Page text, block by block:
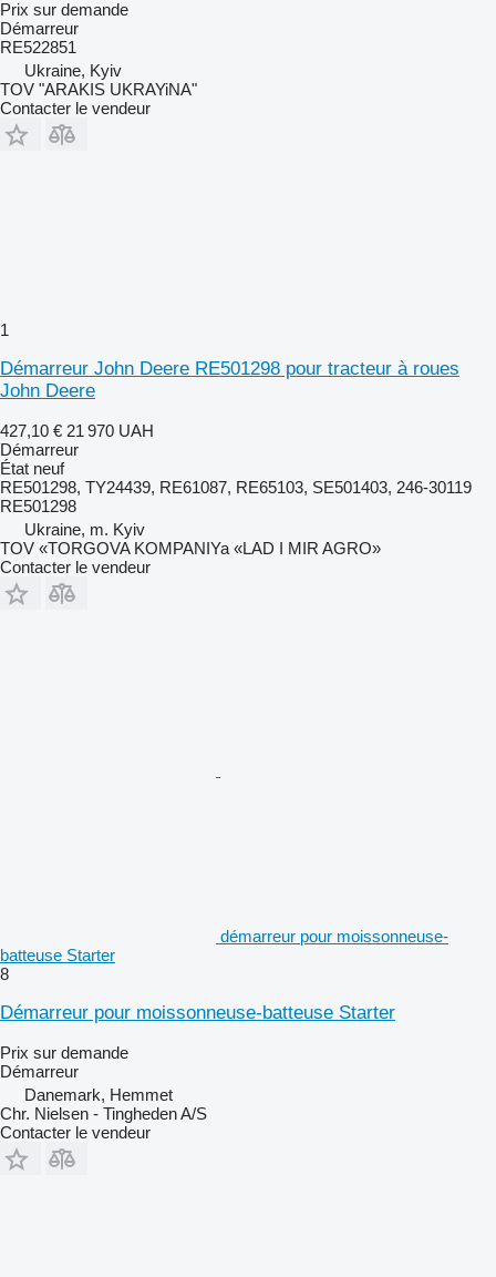
Prix sur demande
Démarreur
RE522851
Ukraine, Kyiv
TOV "ARAKIS UKRAYiNA"
Contacter le vendeur
1
Démarreur John Deere RE501298 pour tracteur à roues
John Deere
427,10 € 21 970 UAH
Démarreur
État neuf
RE501298, TY24439, RE61087, RE65103, SE501403, 246-30119
RE501298
Ukraine, m. Kyiv
TOV «TORGOVA KOMPANIYa «LAD I MIR AGRO»
Contacter le vendeur
démarreur pour moissonneuse-
batteuse Starter
8
Démarreur pour moissonneuse-batteuse Starter
Prix sur demande
Démarreur
Danemark, Hemmet
Chr. Nielsen - Tingheden A/S
Contacter le vendeur